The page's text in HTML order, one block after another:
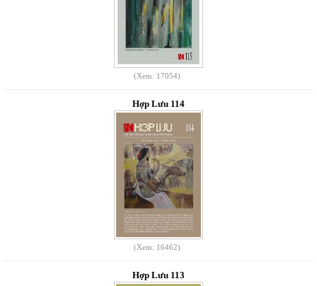
(Xem: 17054)
Hợp Lưu 114
(Xem: 16462)
Hợp Lưu 113